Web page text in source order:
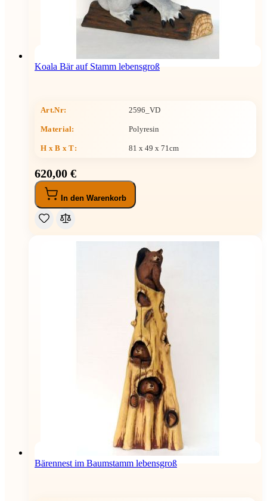
Koala Bär auf Stamm lebensgroß
Art.Nr: 2596_VD
Material: Polyresin
H x B x T: 81 x 49 x 71cm
620,00 €
In den Warenkorb
Bärennest im Baumstamm lebensgroß